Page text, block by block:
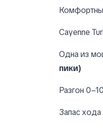
Cayenne
Одна из
пики)
Разгон
Запас